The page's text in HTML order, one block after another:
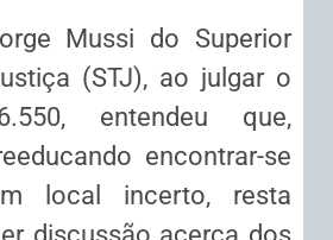
Mussi do Superior
(STJ), ao julgar o
entendeu que,
encontrar-se
local incerto, resta